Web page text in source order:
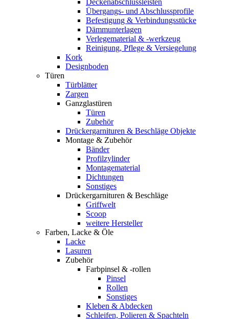
Deckenabschlussleisten
Übergangs- und Abschlussprofile
Befestigung & Verbindungsstücke
Dämmunterlagen
Verlegematerial & -werkzeug
Reinigung, Pflege & Versiegelung
Kork
Designboden
Türen
Türblätter
Zargen
Ganzglastüren
Türen
Zubehör
Drückergarnituren & Beschläge Objekte
Montage & Zubehör
Bänder
Profilzylinder
Montagematerial
Dichtungen
Sonstiges
Drückergarnituren & Beschläge
Griffwelt
Scoop
weitere Hersteller
Farben, Lacke & Öle
Lacke
Lasuren
Zubehör
Farbpinsel & -rollen
Pinsel
Rollen
Sonstiges
Kleben & Abdecken
Schleifen, Polieren & Spachteln